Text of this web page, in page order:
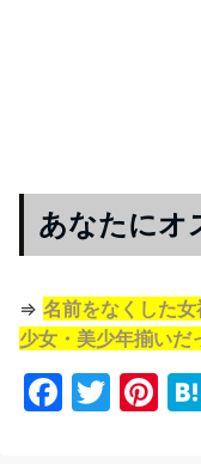
あなたにオ
⇒ 名前をなくした
少女・美少年揃いだ
F
T
Pi